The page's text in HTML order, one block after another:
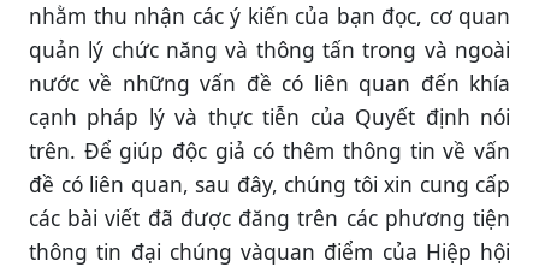
nhằm thu nhận các ý kiến của bạn đọc, cơ quan
quản lý chức năng và thông tấn trong và ngoài
nước về những vấn đề có liên quan đến khía
cạnh pháp lý và thực tiễn của Quyết định nói
trên. Để giúp độc giả có thêm thông tin về vấn
đề có liên quan, sau đây, chúng tôi xin cung cấp
các bài viết đã được đăng trên các phương tiện
thông tin đại chúng vàquan điểm của Hiệp hội